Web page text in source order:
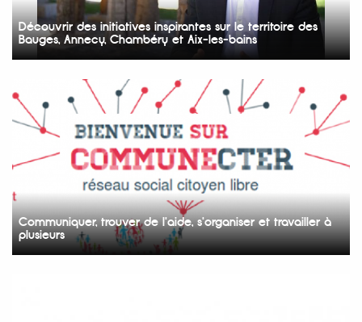
Découvrir des initiatives inspirantes sur le territoire des
Bauges, Annecy, Chambéry et Aix-les-bains
Communiquer, trouver de l'aide, s'organiser et travailler à
plusieurs